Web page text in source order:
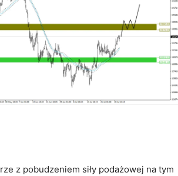
z pobudzeniem siły podażowej na tym